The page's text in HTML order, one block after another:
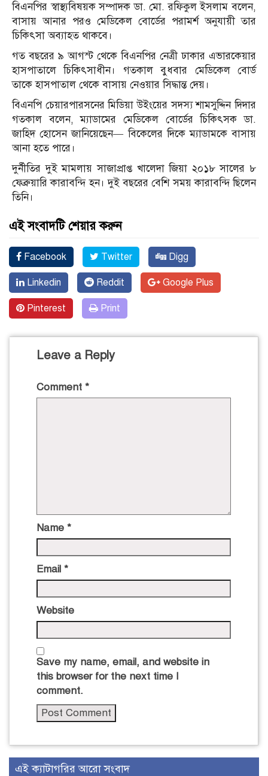
বিএনপির স্বাস্থ্যবিষয়ক সম্পাদক ডা. মো. রফিকুল ইসলাম বলেন,
বাসায় আনার পরও মেডিকেল বোর্ডের পরামর্শ অনুযায়ী তার
চিকিৎসা অব্যাহত থাকবে।
গত বছরের ৯ আগস্ট থেকে বিএনপির নেত্রী ঢাকার এভারকেয়ার
হাসপাতালে চিকিৎসাধীন। গতকাল বুধবার মেডিকেল বোর্ড
তাকে হাসপাতাল থেকে বাসায় নেওয়ার সিদ্ধান্ত দেয়।
বিএনপি চেয়ারপারসনের মিডিয়া উইংয়ের সদস্য শামসুদ্দিন দিদার
গতকাল বলেন, ম্যাডামের মেডিকেল বোর্ডের চিকিৎসক ডা.
জাহিদ হোসেন জানিয়েছেন— বিকেলের দিকে ম্যাডামকে বাসায়
আনা হতে পারে।
দুর্নীতির দুই মামলায় সাজাপ্রাপ্ত খালেদা জিয়া ২০১৮ সালের ৮
ফেব্রুয়ারি কারাবন্দি হন। দুই বছরের বেশি সময় কারাবন্দি ছিলেন
তিনি।
এই সংবাদটি শেয়ার করুন
Facebook Twitter Digg
Linkedin Reddit Google Plus
Pinterest Print
Leave a Reply
Comment *
Name *
Email *
Website
Save my name, email, and website in
this browser for the next time I
comment.
এই ক্যাটাগরির আরো সংবাদ